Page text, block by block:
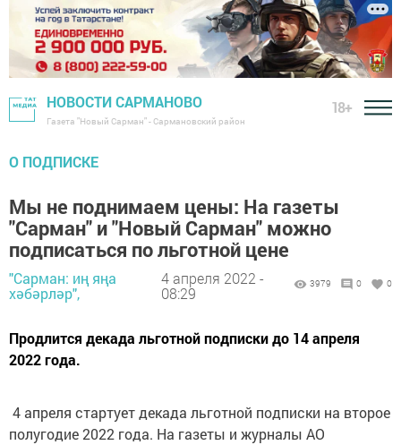
НОВОСТИ САРМАНОВО
Газета "Новый Сарман" - Сармановский район
18+
О ПОДПИСКЕ
Мы не поднимаем цены: На газеты
"Сарман" и "Новый Сарман" можно
подписаться по льготной цене
"Сарман: иң яңа
хәбәрләр",
4 апреля 2022 -
08:29
3979 0 0
Продлится декада льготной подписки до 14 апреля
2022 года.
4 апреля стартует декада льготной подписки на второе
полугодие 2022 года. На газеты и журналы АО